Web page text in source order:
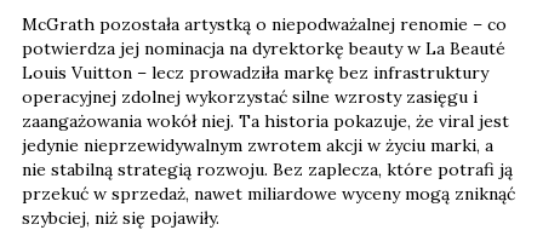
McGrath pozostała artystką o niepodważalnej renomie – co
potwierdza jej nominacja na dyrektorkę beauty w La Beauté
Louis Vuitton – lecz prowadziła markę bez infrastruktury
operacyjnej zdolnej wykorzystać silne wzrosty zasięgu i
zaangażowania wokół niej. Ta historia pokazuje, że viral jest
jedynie nieprzewidywalnym zwrotem akcji w życiu marki, a
nie stabilną strategią rozwoju. Bez zaplecza, które potrafi ją
przekuć w sprzedaż, nawet miliardowe wyceny mogą zniknąć
szybciej, niż się pojawiły.